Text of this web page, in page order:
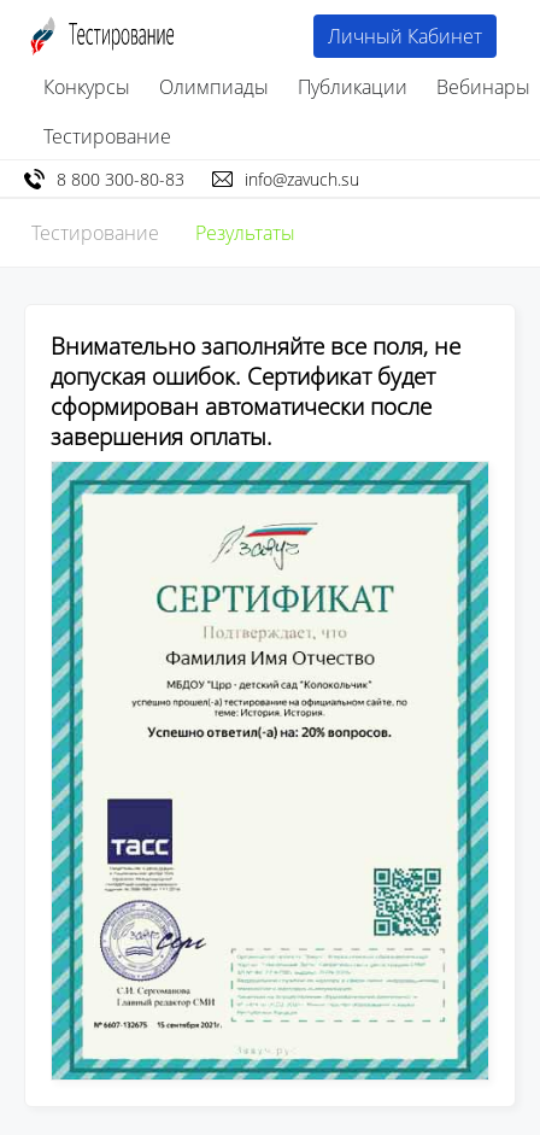
Конкурсы Олимпиады Публикации
Вебинары
Тестирование
Личный Кабинет
8 800 300-80-83 info@zavuch.su
Тестирование Результаты
Внимательно заполняйте все поля, не
допуская ошибок. Сертификат будет
сформирован автоматически после
завершения оплаты.